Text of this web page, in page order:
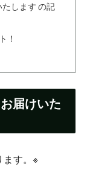
します の記
！
届けいた
ます。※